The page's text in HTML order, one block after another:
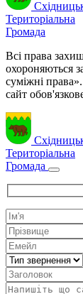
Територіальна
Громада
Всі права
охороняються
суміжні
сайт
Територіальна
Громада